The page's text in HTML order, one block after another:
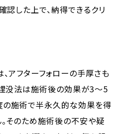
認した上で、納得できるクリ
アフターフォローの手厚さも
没法は施術後の効果が3～5
の施術で半永久的な効果を得
そのため施術後の不安や疑